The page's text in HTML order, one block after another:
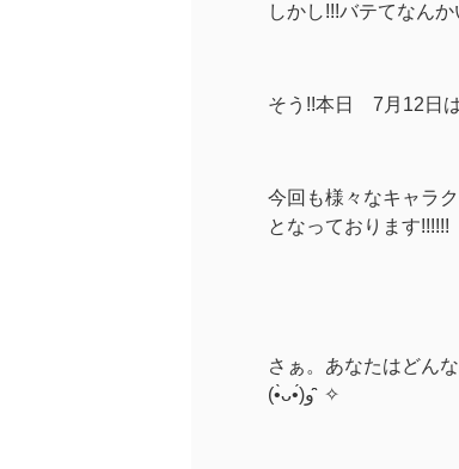
しかし!!!バテてなん
そう!!本日 7月12日
今回も様々なキャラ
となっております!!!!!!
さぁ。あなたはどん
(•̀ᴗ•́)و ̑̑ ✧